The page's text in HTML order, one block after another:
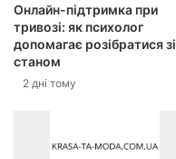
Онлайн-підтримка при
тривозі: як психолог
допомагає розібратися зі
станом
2 дні тому